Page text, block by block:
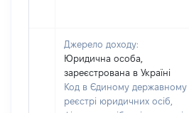
Джерело доходу:
Юридична особа,
зареєстрована в Україні
Код в Єдиному державному
реєстрі юридичних осіб,